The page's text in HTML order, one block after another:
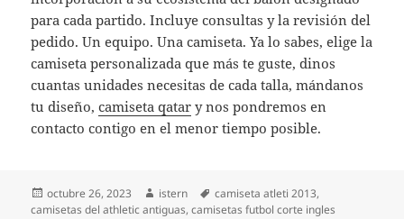
para cada partido. Incluye consultas y la revisión del
pedido. Un equipo. Una camiseta. Ya lo sabes, elige la
camiseta personalizada que más te guste, dinos
cuantas unidades necesitas de cada talla, mándanos
tu diseño,camiseta qatar y nos pondremos en
contacto contigo en el menor tiempo posible.
Publicado
el
octubre 26, 2023 Autor
istern Etiquetas
camiseta atleti 2013,
camisetas del athletic antiguas,camisetas futbol corte ingles